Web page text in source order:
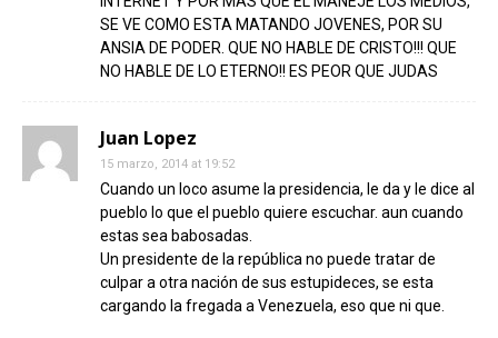
SE VE COMO ESTA MATANDO JOVENES, POR SU
ANSIA DE PODER. QUE NO HABLE DE CRISTO!!! QUE
NO HABLE DE LO ETERNO!! ES PEOR QUE JUDAS
Juan Lopez
15 marzo, 2014 at 19:52
Cuando un loco asume la presidencia, le da y le dice al
pueblo lo que el pueblo quiere escuchar. aun cuando
estas sea babosadas.
Un presidente de la república no puede tratar de
culpar a otra nación de sus estupideces, se esta
cargando la fregada a Venezuela, eso que ni que.